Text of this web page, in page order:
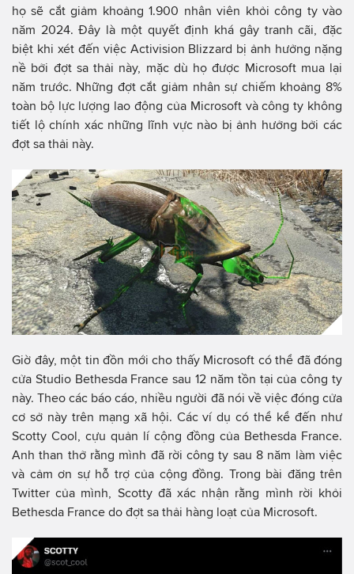
họ sẽ cắt giảm khoảng 1.900 nhân viên khỏi công ty vào
năm 2024. Đây là một quyết định khá gây tranh cãi, đặc
biệt khi xét đến việc Activision Blizzard bị ảnh hưởng nặng
nề bởi đợt sa thải này, mặc dù họ được Microsoft mua lại
năm trước. Những đợt cắt giảm nhân sự chiếm khoảng 8%
toàn bộ lực lượng lao động của Microsoft và công ty không
tiết lộ chính xác những lĩnh vực nào bị ảnh hưởng bởi các
đợt sa thải này.
Giờ đây, một tin đồn mới cho thấy Microsoft có thể đã đóng
cửa Studio Bethesda France sau 12 năm tồn tại của công ty
này. Theo các báo cáo, nhiều người đã nói về việc đóng cửa
cơ sở này trên mạng xã hội. Các ví dụ có thể kể đến như
Scotty Cool, cựu quản lí cộng đồng của Bethesda France.
Anh than thở rằng mình đã rời công ty sau 8 năm làm việc
và cảm ơn sự hỗ trợ của cộng đồng. Trong bài đăng trên
Twitter của mình, Scotty đã xác nhận rằng mình rời khỏi
Bethesda France do đợt sa thải hàng loạt của Microsoft.